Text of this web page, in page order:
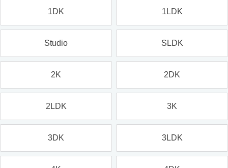
1DK 1LDK
Studio SLDK
2K 2DK
2LDK 3K
3DK 3LDK